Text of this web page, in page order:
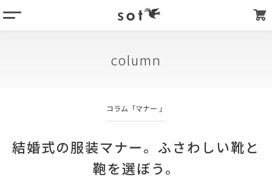
products
store list
column
コラム「マナー 」
結婚式の服装マナー。ふさわしい靴と
鞄を選ぼう。